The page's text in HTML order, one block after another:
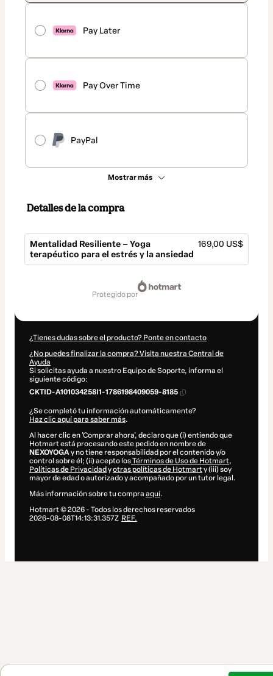
Pay Later
Pay Over Time
PayPal
Mostrar más
Detalles de la compra
Mentalidad Resiliente – Yoga
terapéutico para el estrés y la ansiedad
169,00 US$
protegido por
¿Tienes dudas sobre el producto? Ponte en contacto
¿No puedes finalizar la compra? Visita nuestra Central de
Ayuda
Si solicitas ayuda a nuestro Equipo de Soporte, informa el
siguiente código:
CKTID-A101034258I1-1786198409059-8185
¿Se completó tu información automáticamente?
Haz clic aquí para saber más.
Al hacer clic en 'Comprar ahora', declaro que (i) entiendo que
Hotmart está procesando este pedido en nombre de
NEXOYOGAy no tiene responsabilidad por el contenido y/o
control sobre él; (ii) acepto losTérminos de Uso de Hotmart,
Políticas de Privacidad yotras políticas de Hotmarty (iii) soy
mayor de edad o autorizado y acompañado por un tutor legal.
Más información sobre tu compra aquí.
Hotmart ©2026- Todos los derechos reservados
2026-08-08T14:13:31.357Z REF.